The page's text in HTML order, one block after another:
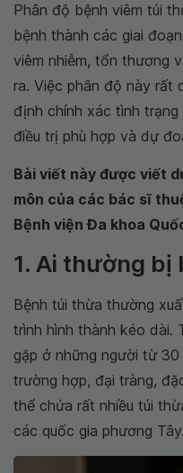
Phân độ bệnh viêm túi
bệnh thành các giai
viêm nhiễm, tổn thương
ra. Việc phân độ này rất
định chính xác tình
điều trị phù hợp và dự
Bài viết này được viết
môn của các bác sĩ
Bệnh viện Đa khoa
1. Ai thường bị
Bệnh túi thừa thường
trình hình thành kéo dài.
gặp ở những người từ
trường hợp, đại tràng,
thể chứa rất nhiều túi
các quốc gia phương Tây.